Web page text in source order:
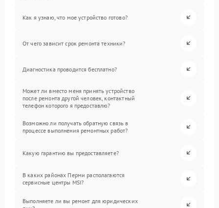
Как я узнаю, что мое устройство готово?
От чего зависит срок ремонта техники?
Диагностика проводится бесплатно?
Может ли вместо меня принять устройство
после ремонта другой человек, контактный
телефон которого я предоставлю?
Возможно ли получать обратную связь в
процессе выполнения ремонтных работ?
Какую гарантию вы предоставляете?
В каких районах Перми располагаются
сервисные центры MSI?
Выполняете ли вы ремонт для юридических